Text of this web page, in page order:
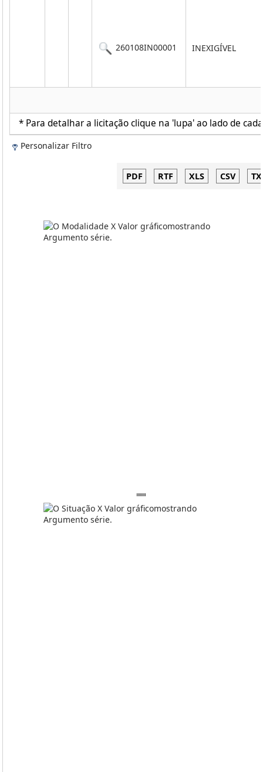
* Para detalhar a licitação clique na 'lupa' ao lado de
260108IN00001 INEXIGÍVEL
Personalizar Filtro